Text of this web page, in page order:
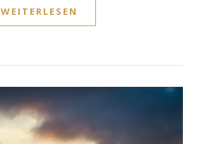
WEITERLESEN